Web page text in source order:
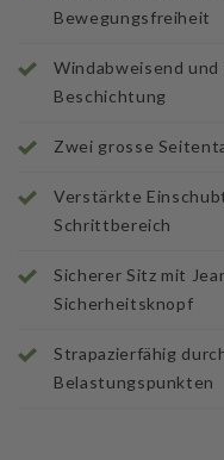
Bewegungsfreiheit
Windabweisend und
Beschichtung
Zwei grosse
Verstärkte
Schrittbereich
Sicherer Sitz mit
Sicherheitsknopf
Strapazierfähig
Belastungspunkten